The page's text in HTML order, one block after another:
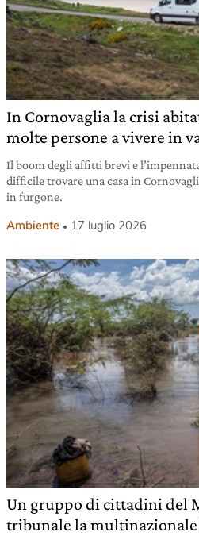
In Cornovaglia la crisi
molte persone a vivere in
Il boom degli affitti brevi e
difficile trovare una casa in
in furgone.
Ambiente 17 luglio 2026
Un gruppo di cittadini del
tribunale la